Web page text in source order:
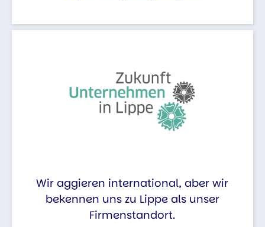
Wir aggieren international, aber wir
bekennen uns zu Lippe als unser
Firmenstandort.